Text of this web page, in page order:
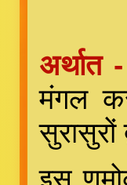
अर्थात -
मंगल
सुरासुरों